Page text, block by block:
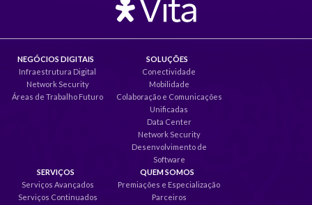
NEGÓCIOS DIGITAIS
Infraestrutura Digital
Network Security
Áreas de Trabalho Futuro
SOLUÇÕES
Conectividade
Mobilidade
Colaboração e Comunicações
Unificadas
Data Center
Network Security
Desenvolvimento de
Software
SERVIÇOS
Serviços Avançados
Serviços Continuados
QUEM SOMOS
Premiações e Especialização
Parceiros